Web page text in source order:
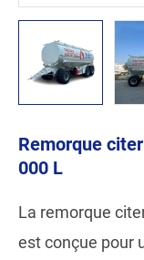
Remorque
000 L
La remorque
est conçue pour